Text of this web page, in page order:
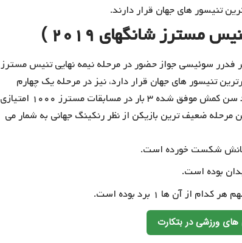
مسترز شانگهای ۲۰۱۹ )
راجر فدرر سوئیسی جواز حضور در مرحله نیمه نهایی تنیس مسترز
۲۰۱۹ را به دست آورد. برتینی که در رتبه ۱۱ برترین تنیسور های جهان قرار دارد، نیز در مرحله یک چهارم
نهایی دومنیک تیم را از پیش روی برداشت. زورف با وجود سن کمش موفق شده ۳ بار در مسابقات مسترز ۱۰۰۰ امتیازی
ضعیف ترین بازیکن از نظر رنکینگ جهانی به شمار می
ورزشی در بتکارت